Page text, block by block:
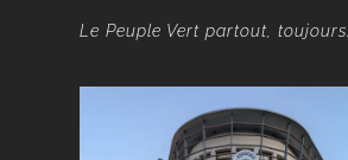
Le Peuple Vert partout, toujours…